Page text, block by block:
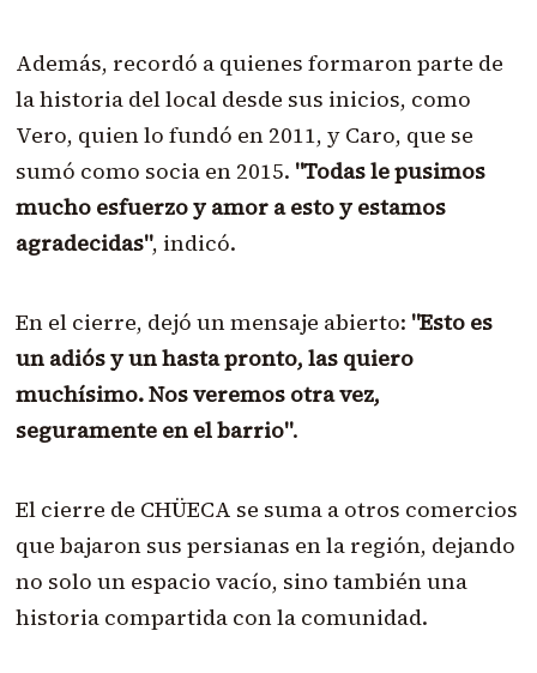
Además, recordó a quienes formaron parte de
la historia del local desde sus inicios, como
Vero, quien lo fundó en 2011, y Caro, que se
sumó como socia en 2015. "Todas le pusimos
mucho esfuerzo y amor a esto y estamos
agradecidas", indicó.
En el cierre, dejó un mensaje abierto: "Esto es
un adiós y un hasta pronto, las quiero
muchísimo. Nos veremos otra vez,
seguramente en el barrio".
El cierre de CHÜECA se suma a otros comercios
que bajaron sus persianas en la región, dejando
no solo un espacio vacío, sino también una
historia compartida con la comunidad.